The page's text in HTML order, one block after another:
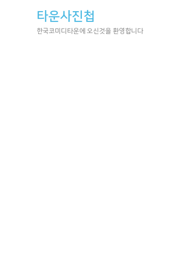
타운사진첩
한국코미디타운에 오신것을 환영합니다